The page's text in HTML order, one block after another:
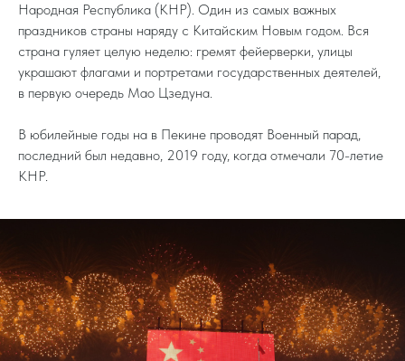
Народная Республика (КНР). Один из самых важных
праздников страны наряду с Китайским Новым годом. Вся
страна гуляет целую неделю: гремят фейерверки, улицы
украшают флагами и портретами государственных деятелей,
в первую очередь Мао Цзедуна.
В юбилейные годы на в Пекине проводят Военный парад,
последний был недавно, 2019 году, когда отмечали 70-летие
КНР.